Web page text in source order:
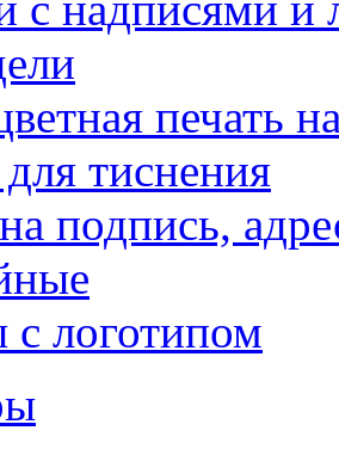
печать
тиснения
подпись,
с логотипом